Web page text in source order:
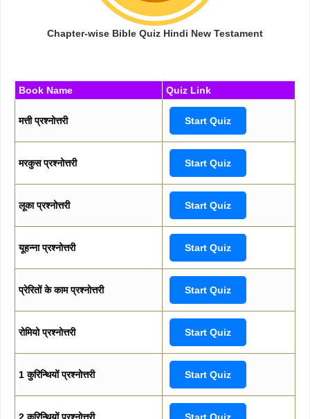
Chapter-wise Bible Quiz Hindi New Testament
Book Name Quiz Link
मत्ती प्रश्नोत्तरी Start Quiz
मरकुस प्रश्नोत्तरी Start Quiz
लूका प्रश्नोत्तरी Start Quiz
यूहन्ना प्रश्नोत्तरी Start Quiz
प्रेरितों के काम प्रश्नोत्तरी Start Quiz
रोमियो प्रश्नोत्तरी Start Quiz
1 कुरिन्थियों प्रश्नोत्तरी Start Quiz